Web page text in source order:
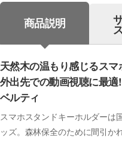
商品説明
天然木の温もり感じるスマ
外出先での動画視聴に最
ベルティ
スマホスタンドキーホルダーは
ッズ。森林保全のために間引か